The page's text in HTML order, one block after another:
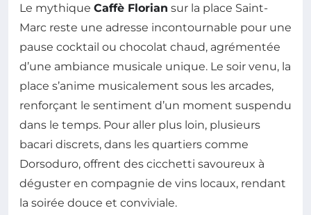
Le mythique Caffè Florian sur la place Saint-
Marc reste une adresse incontournable pour une
pause cocktail ou chocolat chaud, agrémentée
d’une ambiance musicale unique. Le soir venu, la
place s’anime musicalement sous les arcades,
renforçant le sentiment d’un moment suspendu
dans le temps. Pour aller plus loin, plusieurs
bacari discrets, dans les quartiers comme
Dorsoduro, offrent des cicchetti savoureux à
déguster en compagnie de vins locaux, rendant
la soirée douce et conviviale.